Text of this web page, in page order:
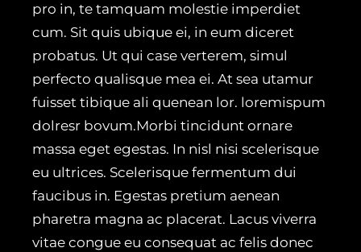
pro in, te tamquam molestie imperdiet
cum. Sit quis ubique ei, in eum diceret
probatus. Ut qui case verterem, simul
perfecto qualisque mea ei. At sea utamur
fuisset tibique ali quenean lor. loremispum
dolresr bovum.Morbi tincidunt ornare
massa eget egestas. In nisl nisi scelerisque
eu ultrices. Scelerisque fermentum dui
faucibus in. Egestas pretium aenean
pharetra magna ac placerat. Lacus viverra
vitae congue eu consequat ac felis donec